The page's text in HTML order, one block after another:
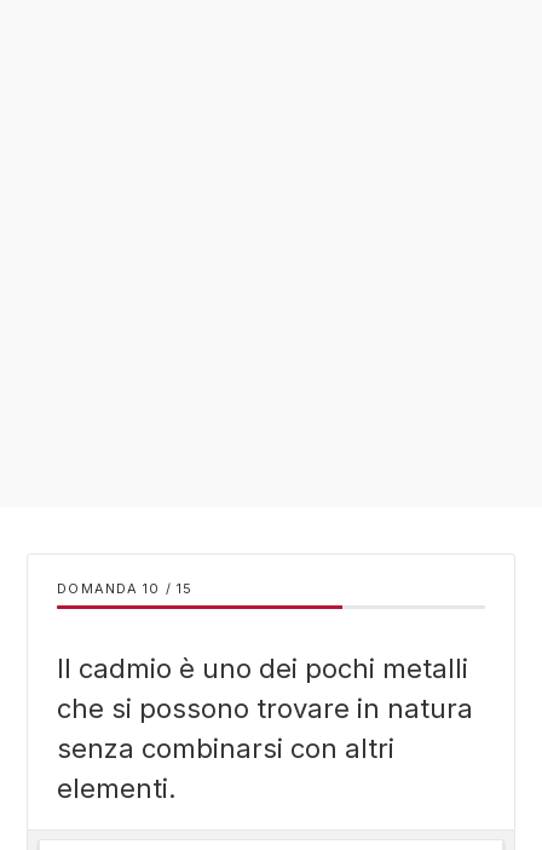
DOMANDA / 15
Il cadmio è uno dei pochi metalli
che si possono trovare in natura
senza combinarsi con altri
elementi.